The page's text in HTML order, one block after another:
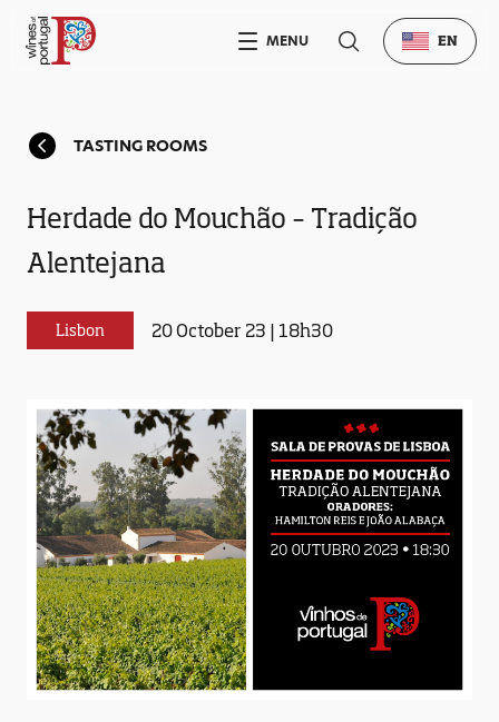
TASTING ROOMS
Herdade do Mouchão – Tradição
Alentejana
Lisbon 20 October 23 | 18h30
MENU EN